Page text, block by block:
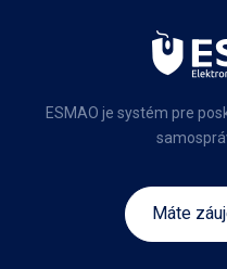
ESMAO je systém pre
Máte